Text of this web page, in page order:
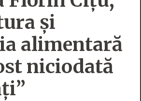
și
alimentară
niciodată